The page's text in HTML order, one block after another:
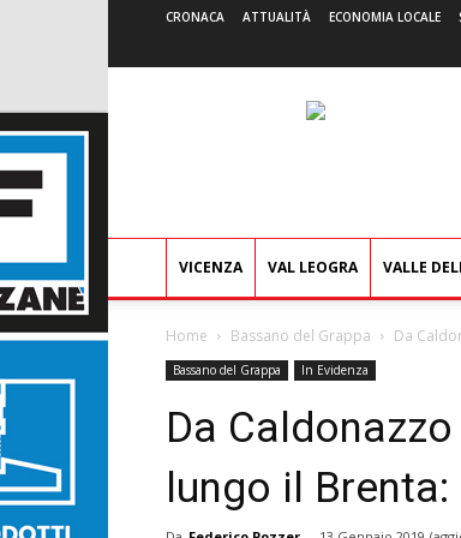
CRONACA ATTUALITÀ ECONOMIA LOCALE
VICENZA VAL LEOGRA VALLE
Home Bassano del Grappa Da
Bassano del Grappa In Evidenza
Da
lungo il